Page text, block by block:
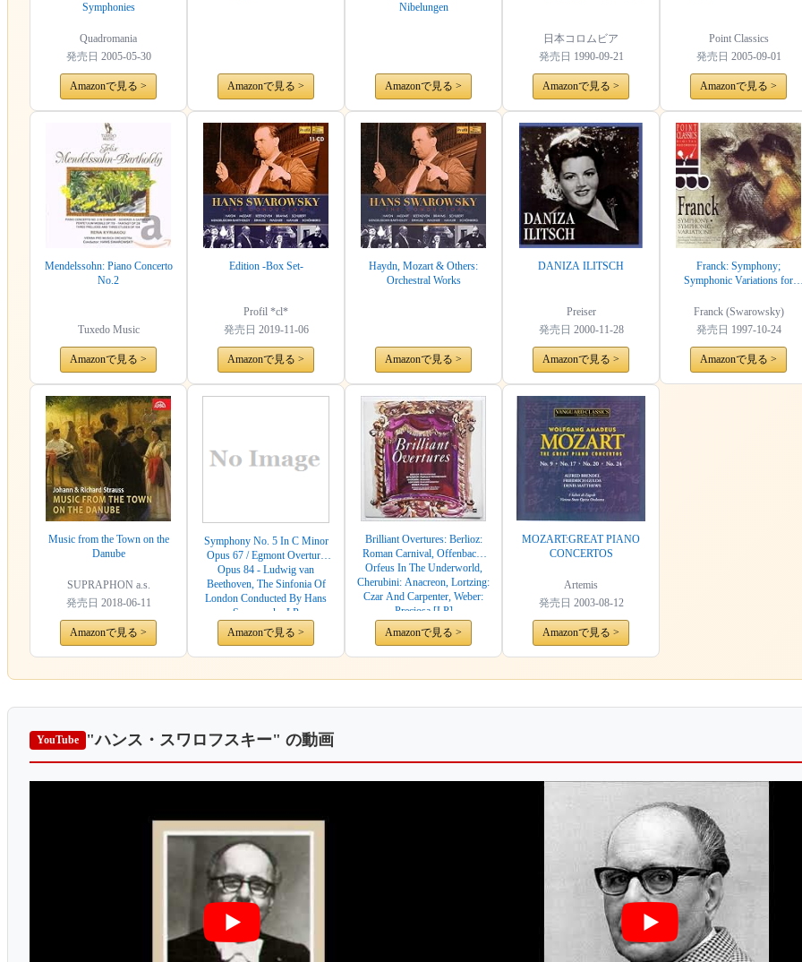
Symphonies
Quadromania
発売日 2005-05-30
Amazonで見る > Amazonで見る >
Nibelungen
Amazonで見る >
日本コロムビア
発売日 1990-09-21
Amazonで見る >
Point Classics
発売日 2005-09-01
Amazonで見る >
Mendelssohn: Piano Concerto
No.2
Tuxedo Music
Amazonで見る >
Edition -Box Set-
Profil *cl*
発売日 2019-11-06
Amazonで見る >
Haydn, Mozart & Others:
Orchestral Works
Amazonで見る >
DANIZA ILITSCH
Preiser
発売日 2000-11-28
Amazonで見る >
Franck: Symphony;
Symphonic Variations for
Franck (Swarowsky)
発売日 1997-10-24
Amazonで見る >
Music from the Town on the
Danube
SUPRAPHON a.s.
発売日 2018-06-11
Amazonで見る >
Symphony No. 5 In C Minor
Opus 67 / Egmont Overture
Opus 84 - Ludwig van
Beethoven, The Sinfonia Of
London Conducted By Hans
Swarowsky LP
Amazonで見る >
Brilliant Overtures: Berlioz:
Roman Carnival, Offenbach:
Orfeus In The Underworld,
Cherubini: Anacreon, Lortzing:
Czar And Carpenter, Weber:
Preciosa [LP]
Amazonで見る >
MOZART:GREAT PIANO
CONCERTOS
Artemis
発売日 2003-08-12
Amazonで見る >
YouTube "ハンス・スワロフスキー" の動画